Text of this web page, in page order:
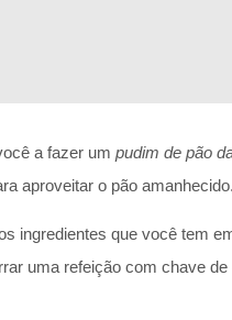
a fazer um pudim de pão
aproveitar o pão amanhecido.
ingredientes que você tem
uma refeição com chave de